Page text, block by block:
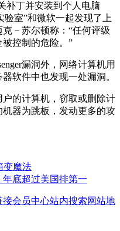
补丁并安装到个人电脑
验室”和微软一起发现了上
－苏尔顿称：“任何评级
控制的危险。”
漏洞外，网络计算机用
软件中也发现一处漏洞。
的计算机，窃取或删除计
器为跳板，发动更多的攻
变魔法
底超过美国排第一
接会员中心站内搜索网站地